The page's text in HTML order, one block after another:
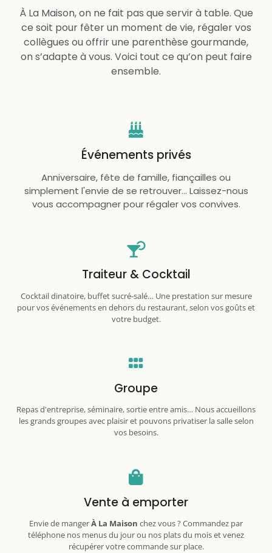
À La Maison, on ne fait pas que servir à table. Que
ce soit pour fêter un moment de vie, régaler vos
collègues ou offrir une parenthèse gourmande,
on s’adapte à vous. Voici tout ce qu’on peut faire
ensemble.
Événements privés
Anniversaire, fête de famille, fiançailles ou
simplement l'envie de se retrouver… Laissez-nous
vous accompagner pour régaler vos convives.
Traiteur & Cocktail
Cocktail dinatoire, buffet sucré-salé… Une prestation sur mesure
pour vos événements en dehors du restaurant, selon vos goûts et
votre budget.
Groupe
Repas d'entreprise, séminaire, sortie entre amis… Nous accueillons
les grands groupes avec plaisir et pouvons privatiser la salle selon
vos besoins.
Vente à emporter
Envie de mangerÀ La Maison chez vous ? Commandez par
téléphone nos menus du jour ou nos plats du mois et venez
récupérer votre commande sur place.